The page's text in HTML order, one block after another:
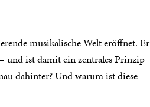
musikalische Welt eröffnet. Er
und ist damit ein zentrales Prinzip
dahinter? Und warum ist diese